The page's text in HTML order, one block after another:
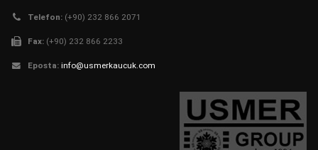
Telefon: (+90) 232 866 2071
Fax: (+90) 232 866 2233
Eposta: info@usmerkaucuk.com